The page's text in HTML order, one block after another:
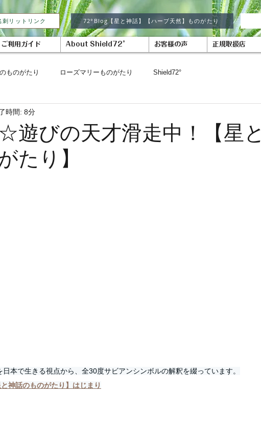
刺リットリンク 72°Blog【星と神話】【ハーブ天然】ものがたり
ご利用ガイド About Shield72° お客様の声 正規取扱店
ものがたり ローズマリーものがたり Shield72°
遊びの天才滑走中！【星と
たり】
時間: 8分
本で生きる視点から、全30度サビアンシンボルの解釈を綴っています。
と神話のものがたり】はじまり